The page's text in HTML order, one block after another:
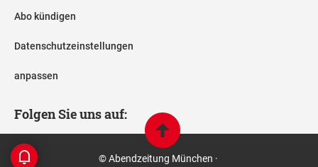
Abo kündigen
Datenschutzeinstellungen
anpassen
Folgen Sie uns auf:
© Abendzeitung München ·